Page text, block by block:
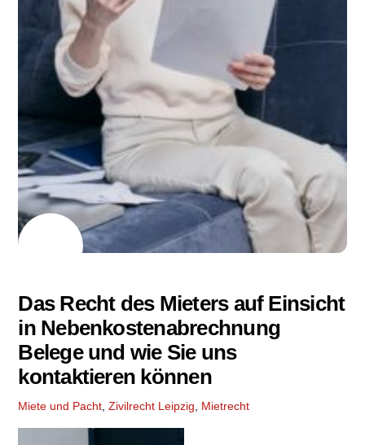
Das Recht des Mieters auf Einsicht
in Nebenkostenabrechnung
Belege und wie Sie uns
kontaktieren können
Miete und Pacht,Zivilrecht Leipzig, Mietrecht